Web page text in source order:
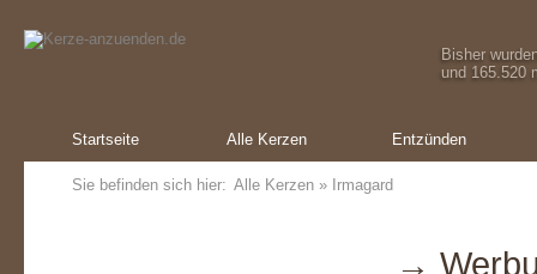
Bisher
und 165.520
Startseite Alle Kerzen Entzünden
Sie befinden sich hier: Alle Kerzen » Irmagard
→